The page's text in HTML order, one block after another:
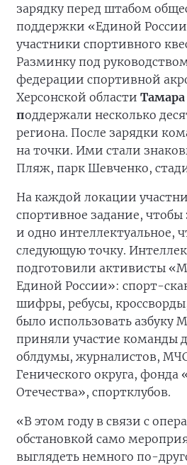
зарядку перед штабом
поддержки «Единой
участники спортивного
Разминку под
федерации спортивной
Херсонской области
поддержали несколько
региона. После зарядки
на точки. Ими стали
Пляж, парк Шевченко,
На каждой локации
спортивное задание, чтобы
и одно интеллектуальное,
следующую точку.
подготовили активисты
Единой России»: спорт-
шифры, ребусы,
было использовать азбуку
приняли участие команды
облдумы, журналистов,
Генического округа,
Отечества», спортклубов.
«В этом году в связи с
обстановкой само
выглядеть немного по-